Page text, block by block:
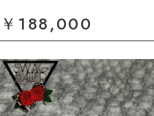
￥188,000